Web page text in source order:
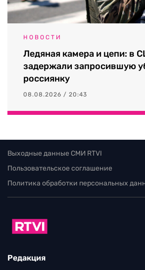
НОВОСТИ
Ледяная камера и цепи: в
задержали запросившую
россиянку
08.08.2026 / 20:43
Выходные данные СМИ RTVI
Пользовательское соглашение
Политика обработки персональных
Редакция